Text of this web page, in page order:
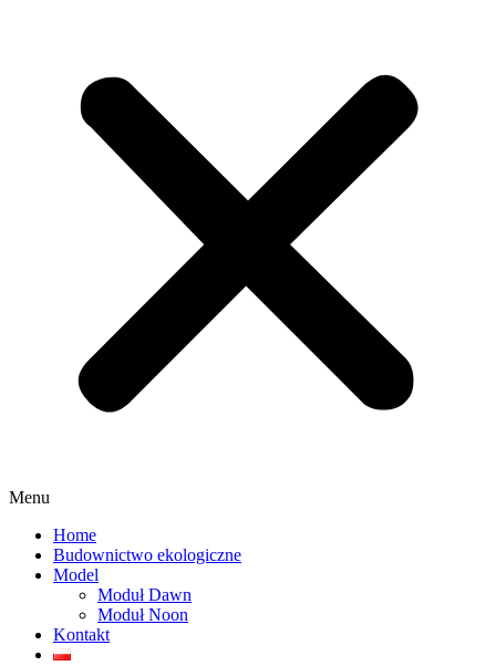
Menu
Home
Budownictwo ekologiczne
Model
Moduł Dawn
Moduł Noon
Kontakt